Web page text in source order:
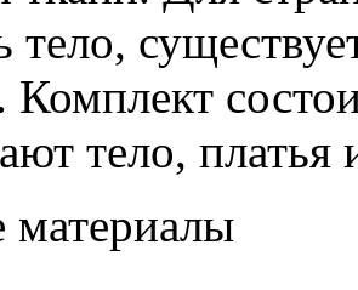
тело,
Комплект
тело, платья